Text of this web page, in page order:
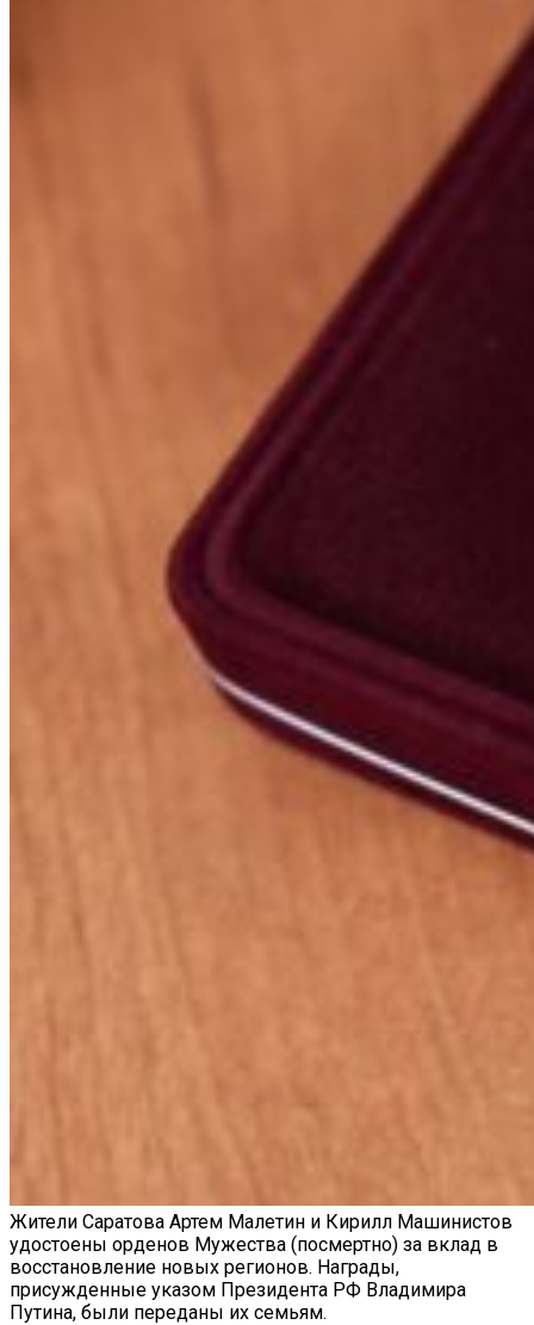
Жители Саратова Артем Малетин и Кирилл Машинистов
удостоены орденов Мужества (посмертно) за вклад в
восстановление новых регионов. Награды,
присужденные указом Президента РФ Владимира
Путина, были переданы их семьям.